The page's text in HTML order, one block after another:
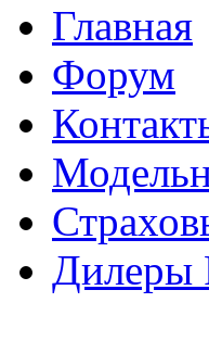
Главная
Форум
Дилеры